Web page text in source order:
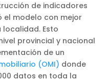
de indicadores
el modelo con mejor
Esto
provincial y nacional
de un
(OMI) donde
datos en toda la